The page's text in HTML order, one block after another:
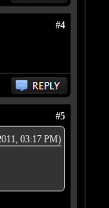
#4
#5
03:17 PM)